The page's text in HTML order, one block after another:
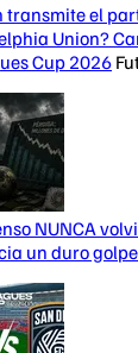
transmite el
Union?
Cup 2026
NUNCA
un duro